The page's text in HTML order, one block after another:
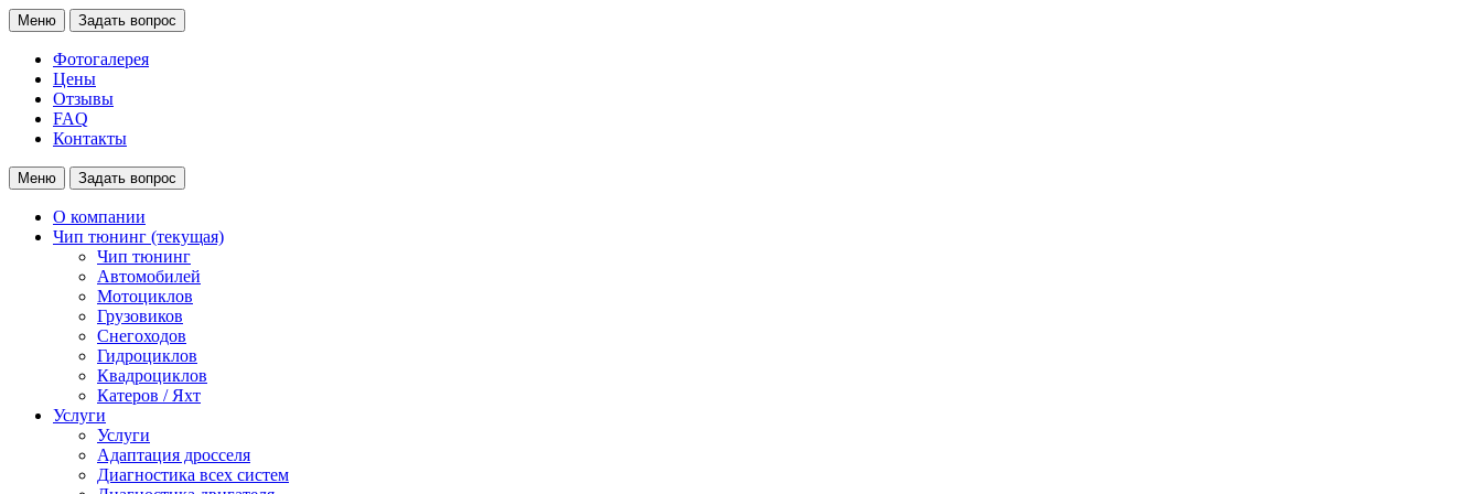
Меню Задать вопрос
Фотогалерея
Цены
Отзывы
FAQ
Контакты
Меню Задать вопрос
О компании
Чип тюнинг (текущая)
Чип тюнинг
Автомобилей
Мотоциклов
Грузовиков
Снегоходов
Гидроциклов
Квадроциклов
Катеров / Яхт
Услуги
Услуги
Адаптация дросселя
Диагностика всех систем